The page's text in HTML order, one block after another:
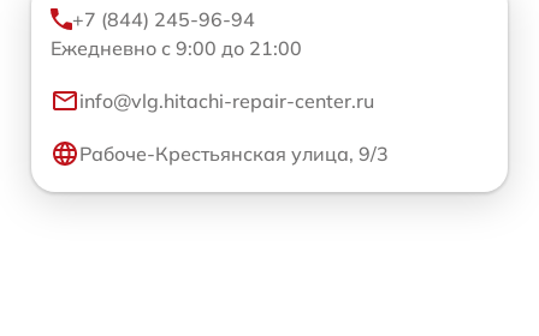
+7 (844) 245-96-94
Ежедневно с 9:00 до 21:00
info@vlg.hitachi-repair-center.ru
Рабоче-Крестьянская улица, 9/3